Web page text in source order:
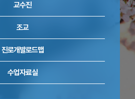
교수진
조교
진로개발로드맵
수업자료실